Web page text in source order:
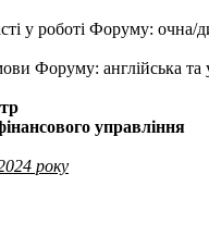
у роботі Форуму: очна/
Форуму: англійська та
управління
року